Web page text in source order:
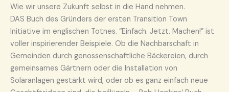
Wie wir unsere Zukunft selbst in die Hand nehmen.
DAS Buch des Gründers der ersten Transition Town
Initiative im englischen Totnes. “Einfach. Jetzt. Machen!” ist
voller inspirierender Beispiele. Ob die Nachbarschaft in
Gemeinden durch genossenschaftliche Bäckereien, durch
gemeinsames Gärtnern oder die Installation von
Solaranlagen gestärkt wird, oder ob es ganz einfach neue